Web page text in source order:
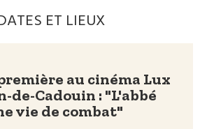
ET LIEUX
au cinéma Lux
de-Cadouin : "L'abbé
vie de combat"